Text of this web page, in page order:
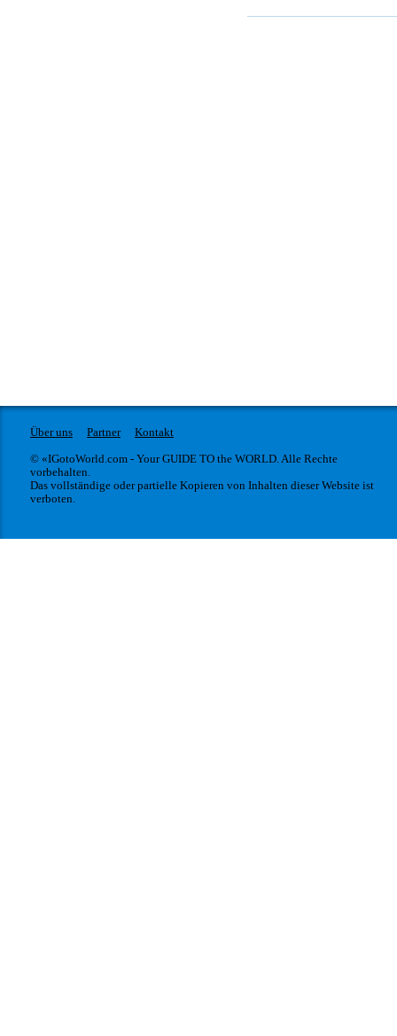
Über uns Partner
Kontakt
© «IGotoWorld.com - Your GUIDE TO the WORLD. Alle Rechte
vorbehalten.
Das vollständige oder partielle Kopieren von Inhalten dieser Website ist
verboten.